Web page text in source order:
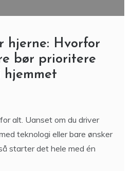
hjerne: Hvorfor
bør prioritere
alt. Uanset om du driver
teknologi eller bare ønsker
starter det hele med én